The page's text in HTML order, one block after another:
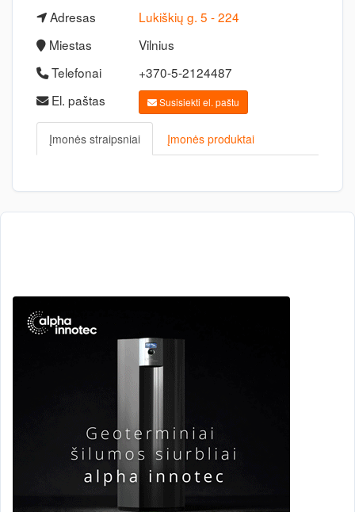
Adresas
Lukiškių g. 5 - 224
Miestas
Vilnius
Telefonai
+370-5-2124487
El. paštas
Susisiekti el. paštu
Įmonės straipsniai Įmonės produktai